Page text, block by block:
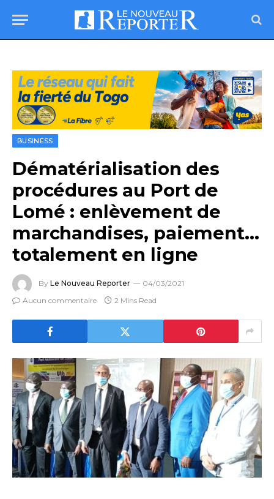
BUSINESS
Dématérialisation des
procédures au Port de
Lomé : enlèvement de
marchandises, paiement…
totalement en ligne
By Le Nouveau Reporter
04/03/2021
Aucun commentaire
2 Mins Read